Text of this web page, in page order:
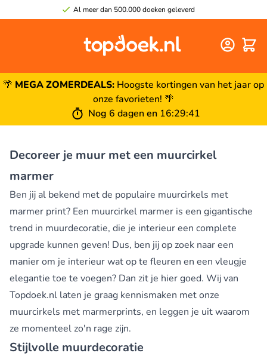
Al meer dan 500.000 doeken geleverd
🌴 MEGA ZOMERDEALS: Hoogste kortingen van het jaar op
onze favorieten! 🌴
Nog 6 dagen en 16:29:40
Decoreer je muur met een muurcirkel
marmer
Ben jij al bekend met de populaire muurcirkels met
marmer print? Een muurcirkel marmer is een gigantische
trend in muurdecoratie, die je interieur een complete
upgrade kunnen geven! Dus, ben jij op zoek naar een
manier om je interieur wat op te fleuren en een vleugje
elegantie toe te voegen? Dan zit je hier goed. Wij van
Topdoek.nl laten je graag kennismaken met onze
muurcirkels met marmerprints, en leggen je uit waarom
ze momenteel zo'n rage zijn.
Stijlvolle muurdecoratie